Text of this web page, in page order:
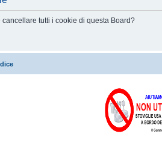
tutti i cookie di questa Board?